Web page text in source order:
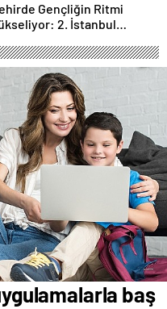
Gençliğin Ritmi
2. İstanbul
Kentin Dört Bir
baş